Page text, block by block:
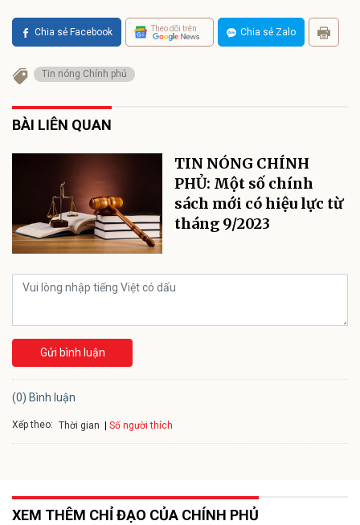
Chia sẻ Facebook Theo dõi trên Chia sẻ Zalo
Tin nóng Chính phủ
BÀI LIÊN QUAN
TIN NÓNG CHÍNH
PHỦ: Một số chính
sách mới có hiệu lực từ
tháng 9/2023
Gửi bình luận
(0) Bình luận
Xếp theo: Thời gian Số người thích
XEM THÊM CHỈ ĐẠO CỦA CHÍNH PHỦ